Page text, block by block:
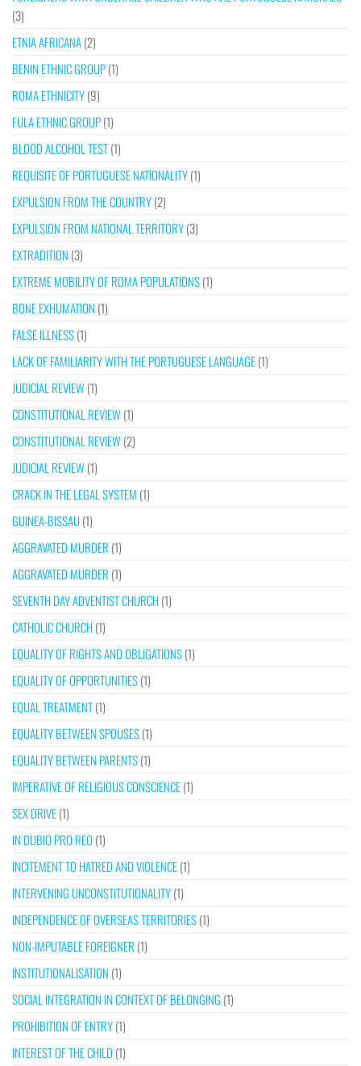
(3)
ETNIA AFRICANA(2)
BENIN ETHNIC GROUP(1)
ROMA ETHNICITY(9)
FULA ETHNIC GROUP(1)
BLOOD ALCOHOL TEST(1)
REQUISITE OF PORTUGUESE NATIONALITY(1)
EXPULSION FROM THE COUNTRY(2)
EXPULSION FROM NATIONAL TERRITORY(3)
EXTRADITION (3)
EXTREME MOBILITY OF ROMA POPULATIONS(1)
BONE EXHUMATION (1)
FALSE ILLNESS(1)
LACK OF FAMILIARITY WITH THE PORTUGUESE LANGUAGE(1)
JUDICIAL REVIEW(1)
CONSTITUTIONAL REVIEW(1)
CONSTITUTIONAL REVIEW(2)
JUDICIAL REVIEW(1)
CRACK IN THE LEGAL SYSTEM (1)
GUINEA-BISSAU(1)
AGGRAVATED MURDER (1)
AGGRAVATED MURDER (1)
SEVENTH DAY ADVENTIST CHURCH(1)
CATHOLIC CHURCH(1)
EQUALITY OF RIGHTS AND OBLIGATIONS(1)
EQUALITY OF OPPORTUNITIES(1)
EQUAL TREATMENT(1)
EQUALITY BETWEEN SPOUSES(1)
EQUALITY BETWEEN PARENTS(1)
IMPERATIVE OF RELIGIOUS CONSCIENCE(1)
SEX DRIVE(1)
IN DUBIO PRO REO (1)
INCITEMENT TO HATRED AND VIOLENCE(1)
INTERVENING UNCONSTITUTIONALITY(1)
INDEPENDENCE OF OVERSEAS TERRITORIES(1)
NON-IMPUTABLE FOREIGNER (1)
INSTITUTIONALISATION (1)
SOCIAL INTEGRATION IN CONTEXT OF BELONGING (1)
PROHIBITION OF ENTRY(1)
INTEREST OF THE CHILD (1)